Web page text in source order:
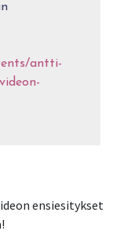
antti-
ensiesitykset